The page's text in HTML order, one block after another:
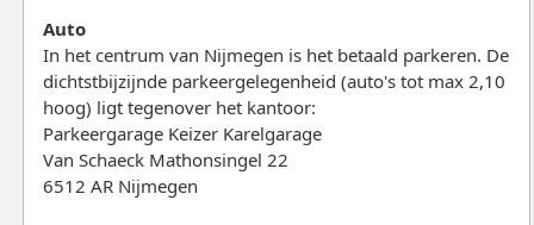
Auto
In het centrum van Nijmegen is het betaald parkeren. De
dichtstbijzijnde parkeergelegenheid (auto's tot max 2,10
hoog) ligt tegenover het kantoor:
Parkeergarage Keizer Karelgarage
Van Schaeck Mathonsingel 22
6512 AR Nijmegen